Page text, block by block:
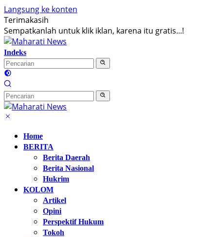
Langsung ke konten
Terimakasih
Sempatkanlah untuk klik iklan, karena itu gratis...!
Indeks
Home
BERITA
Berita Daerah
Berita Nasional
Hukrim
KOLOM
Artikel
Opini
Perspektif Hukum
Tokoh